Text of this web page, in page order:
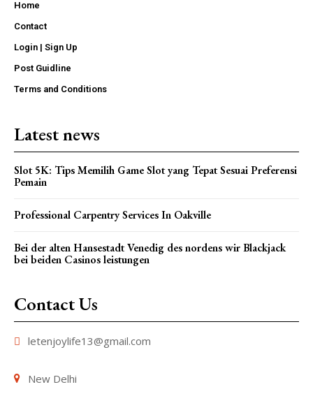
Home
Contact
Login | Sign Up
Post Guidline
Terms and Conditions
Latest news
Slot 5K: Tips Memilih Game Slot yang Tepat Sesuai Preferensi
Pemain
Professional Carpentry Services In Oakville
Bei der alten Hansestadt Venedig des nordens wir Blackjack
bei beiden Casinos leistungen
Contact Us
letenjoylife13@gmail.com
New Delhi